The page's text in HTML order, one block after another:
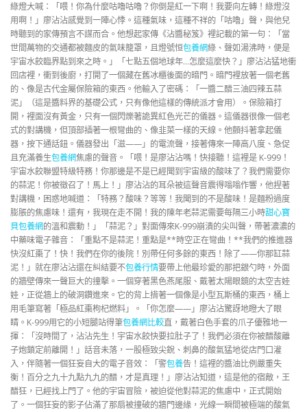
綠燈大喊：「喂！你為什麼咕嚕咕嚕？你倒是紅一下啊！我要向左轉！綠燈沒
用啊！」廖沾沾感覺到一陣心悸。這種氣味，這種不祥的「咕嚕」聲，與他兒
時聽到的家傳預言不謀而合。他想起家傳《沾醬秘笈》裡記載的第一句：「當
世間萬物的交通都被麵皮的氣味籠罩，且燈號恒包養網綠、聲如湯沸時，便是
宇宙水餃臨界點到來之時。」「七點五個地球年…怎麼這麼快？」廖沾沾猛地衝
回店裡，衝到後廚，打開了一個藏在舊冰櫃後面的暗門。暗門裡放著一個老舊
的、像是古代金屬保險箱的東西。他輸入了密碼：「一醬二醋三油四辣五蒜
泥」（這是醬料界的基礎公式，只有像他這樣的傳統派才會用）。保險箱打
開，裡面沒有黃金，只有一個閃爍著詭異紅色光芒的儀器。這儀器很像一個老
式的對講機，但頂部插著一根彎曲的、像韭菜一樣的天線。他顫抖著拿起儀
器，按下通話鈕。儀器發出「滋——」的電流聲，接著傳來一陣高八度、急促
且充滿養生包養網焦慮的聲音。「喂！是廖沾沾嗎！快接聽！這裡是 K-999！
宇宙水餃聯盟特級特務！你那邊是不是已經聞到宇宙級的酸味了？我們需要你
的蒜泥！你被徵召了！馬上！」廖沾沾的耳朵被這聲音震得嗡嗡作響，他捏著
對講機，困惑地喊道：「特務？酸味？等等！我聞到的不是酸味！是麵粉過度
膨脹的焦慮味！還有，我現在走不開！我的陳年老蒜泥需要每隔三小時甜心寶
貝包養網的溫和震動！」「蒜泥？」對面傳來K-999崩潰的尖叫聲，帶著濃濃的
中藥味電子雜音：「重點不是蒜泥！重點是**時空正在彎曲！**我們的推進器
快沒紅棗了！快！我們在你的後院！別帶任何多餘的東西！除了——你那缸蒜
泥！」就在廖沾沾還在糾結要不包養行情要帶上他最珍愛的那把銀勺時，外面
的牆壁傳來一聲巨大的撞擊。一個穿著黑色燕尾服、戴著太陽眼鏡的太空吉娃
娃，正從牆上的破洞鑽進來。它的背上揹著一個像是小型瓦斯桶的東西，桶上
用毛筆寫著「極品紅棗枸杞燃料」。「你怎麼——」廖沾沾驚訝地瞪大了眼
睛。K-999用它的小短腿站得筆包養網比較直，戴著白色手套的爪子優雅地一
揮：「沒時間了，沾沾先生！宇宙水餃快要拉肚子了！我們必須在你被醋酸離
子炮鎖定前離開！」話音未落，一股極致尖銳、刺鼻的酸氣猛地從店門口灌
入，伴隨著一個狂妄自大的電子音效：「警包養告！這裡的醬油比例嚴重失
衡！百分之九十九點九九的醋，才是真理！」廖沾沾知道，這是他的宿敵，王
醋狂，已經找上門了。他的宇宙冒險，被迫從他對蒜泥的焦慮中，正式開始
了。一個狂妄的影子佔滿了那扇被撞破的牆門邊緣，光線一瞬間被極端的酸氣